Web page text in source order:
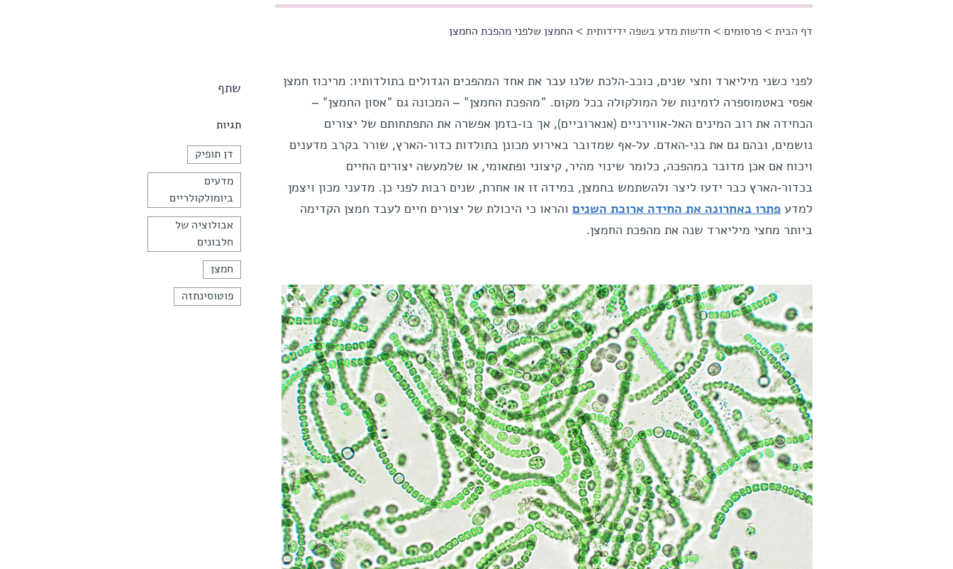
הינך נמצא כאן
דף הבית >פרסומים > חדשות מדע בשפה ידידותית > החמצן שלפני מהפכת החמצן
שתף
תגיות
דן תופיק
מדעים
ביומולקולריים
אבולוציה של
חלבונים
חמצן
פוטוסינתזה
לפני כשני מיליארד וחצי שנים, כוכב-הלכת שלנו עבר את אחד המהפכים הגדולים בתולדותיו: מריכוז חמצן
אפסי באטמוספרה לזמינות של המולקולה בכל מקום. "מהפכת החמצן" – המכונה גם "אסון החמצן" –
הכחידה את רוב המינים האל-אווירניים (אנארוביים), אך בו-בזמן אפשרה את התפתחותם של יצורים
נושמים, ובהם גם את בני-האדם. על-אף שמדובר באירוע מכונן בתולדות כדור-הארץ, שורר בקרב מדענים
ויכוח אם אכן מדובר במהפכה, כלומר שינוי מהיר, קיצוני ופתאומי, או שלמעשה יצורים החיים
בכדור-הארץ כבר ידעו ליצר ולהשתמש בחמצן, במידה זו או אחרת, שנים רבות לפני כן. מדעני מכון ויצמן
למדע פתרו באחרונה את החידה ארוכת השניםוהראו כי היכולת של יצורים חיים לעבד חמצן הקדימה
ביותר מחצי מיליארד שנה את מהפכת החמצן.